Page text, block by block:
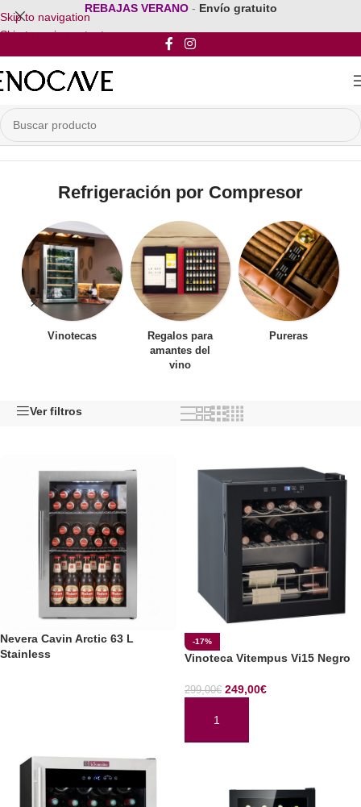
Skip to navigation
Skip to main content
REBAJAS VERANO - Envío gratuito
Inicio/Por Tipo de Refrigeracion/Refrigeración por Compresor
Refrigeración por Compresor
Vinotecas
Regalos para
amantes del
vino
Pureras
Ver filtros
Nevera Cavin Arctic 63 L
Stainless
-17%
Vinoteca Vitempus Vi15 Negro
299,00€ 249,00€
AÑADIR AL CARRITO